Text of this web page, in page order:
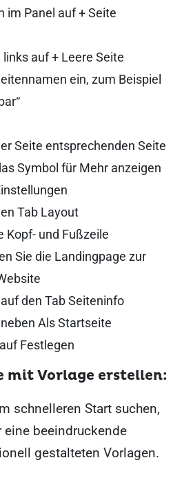
im Panel auf + Seite
auf + Leere Seite
ein, zum Beispiel
Seite entsprechenden Seite
Symbol für Mehr anzeigen
Tab Layout
Kopf- und Fußzeile
Sie die Landingpage zur
den Tab Seiteninfo
Als Startseite
Festlegen
mit Vorlage erstellen:
schnelleren Start suchen,
beeindruckende
gestalteten Vorlagen.